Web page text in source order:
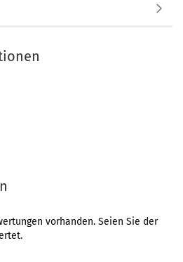
vorhanden. Seien Sie der